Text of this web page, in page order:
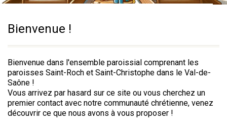
Bienvenue !
Bienvenue dans l'ensemble paroissial comprenant les
paroisses Saint-Roch et Saint-Christophe dans le Val-de-
Saône !
Vous arrivez par hasard sur ce site ou vous cherchez un
premier contact avec notre communauté chrétienne, venez
découvrir ce que nous avons à vous proposer !